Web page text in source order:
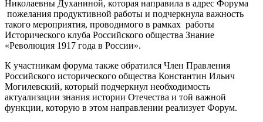
Николаевны Духаниной, которая направила в адрес Форума
пожелания продуктивной работы и подчеркнула важность
такого мероприятия, проводимого в рамках работы
Исторического клуба Российского общества Знание
«Революция 1917 года в России».
К участникам форума также обратился Член Правления
Российского исторического общества Константин Ильич
Могилевский, который подчеркнул необходимость
актуализации знания истории Отечества и той важной
функции, которую в этом направлении реализует Форум.